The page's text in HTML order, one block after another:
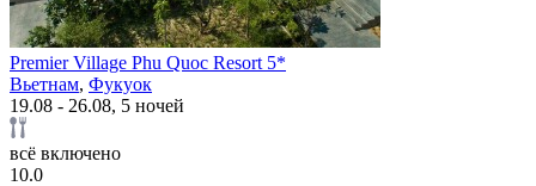
Premier Village Phu Quoc Resort 5*
Вьетнам, Фукуок
19.08 - 26.08, 5 ночей
всё включено
10.0